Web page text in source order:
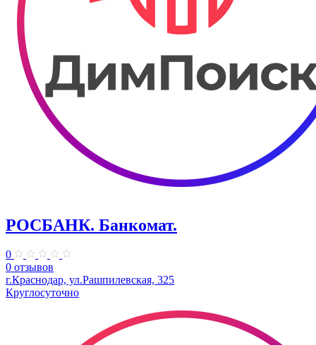
РОСБАНК. Банкомат.
0
0 отзывов
г.Краснодар, ул.Рашпилевская, 325
Круглосуточно